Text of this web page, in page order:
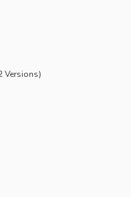
Versions)